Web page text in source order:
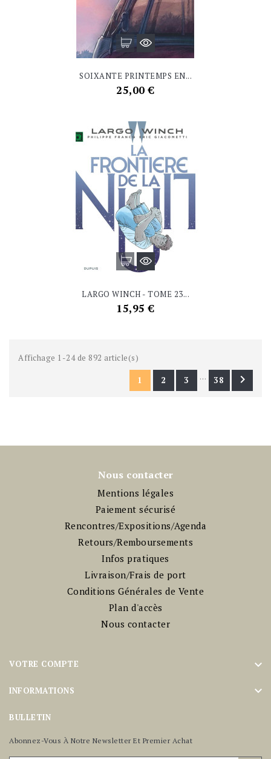
SOIXANTE PRINTEMPS EN...
Prix
25,00 €
LARGO WINCH - TOME 23...
Prix
15,95 €
Affichage 1-24 de 892 article(s)
1 2 3 … 38 
Nous contacter
Mentions légales
Paiement sécurisé
Rencontres/Expositions/Agenda
Retours/Remboursements
Infos pratiques
Livraison/Frais de port
Conditions Générales de Vente
Plan d'accès
Nous contacter
VOTRE COMPTE 
INFORMATIONS 
BULLETIN
Abonnez-Vous À Notre Newsletter Et Premier Achat